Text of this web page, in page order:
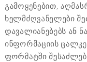
გამოყენებით,
ხელმძღვანელები
დავალიანებებს ან
ინფორმაციის ცალკე
ფორმატში